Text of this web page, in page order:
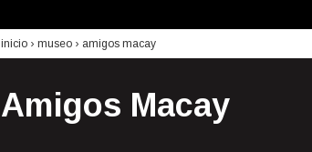
inicio › museo › amigos macay
Amigos Macay